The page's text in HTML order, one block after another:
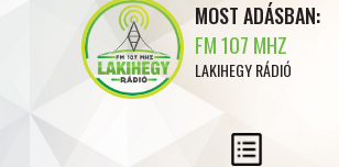
MOST ADÁSBAN:
FM 107 MHZ
LAKIHEGY RÁDIÓ